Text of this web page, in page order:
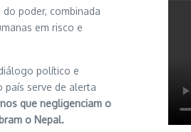
poder, combinada
em risco e
político e
país serve de alerta
que negligenciam o
o Nepal.